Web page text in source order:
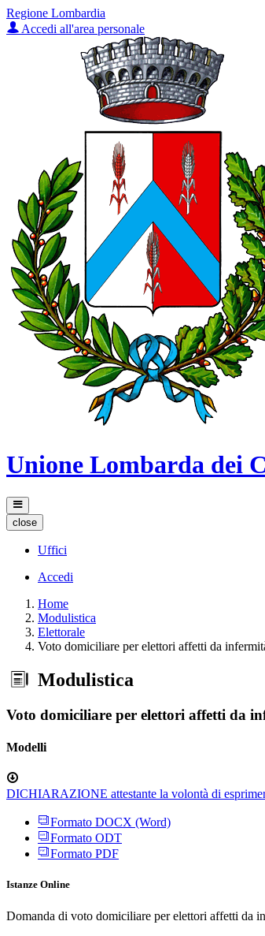
Regione Lombardia
Accedi all'area personale
Unione Lombarda dei
close
Uffici
Accedi
Home
Modulistica
Elettorale
Voto domiciliare per elettori affetti da
Modulistica
Voto domiciliare per elettori affetti da
Modelli
DICHIARAZIONE attestante la volontà di
Formato DOCX (Word)
Formato ODT
Formato PDF
Istanze Online
Domanda di voto domiciliare per elettori affetti da